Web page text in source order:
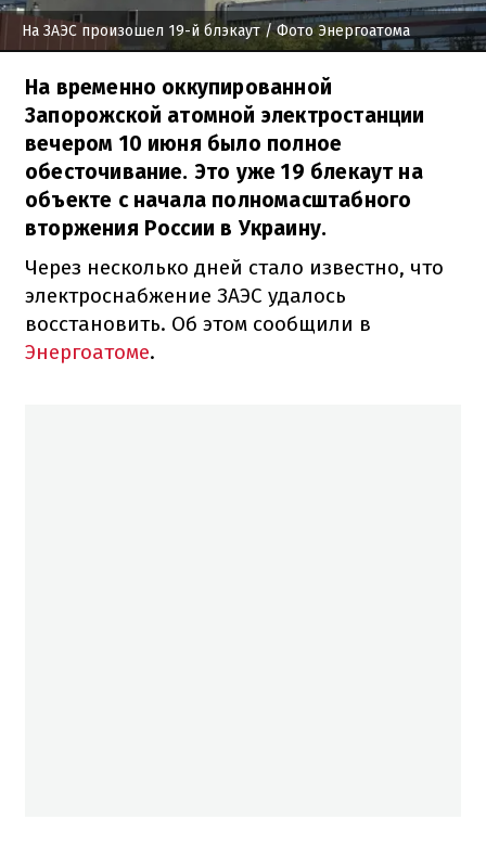
На ЗАЭС произошел 19-й блэкаут/ Фото Энергоатома
На временно оккупированной
Запорожской атомной электростанции
вечером 10 июня было полное
обесточивание. Это уже 19 блекаут на
объекте с начала полномасштабного
вторжения России в Украину.
Через несколько дней стало известно, что
электроснабжение ЗАЭС удалось
восстановить. Об этом сообщили в
Энергоатоме.